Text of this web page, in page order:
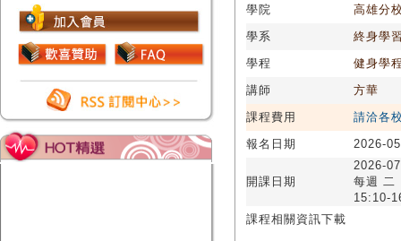
學院
高雄分
學系
終身學
學程
健身學
講師
方華
課程費用
請洽各
報名日期
2026-
開課日期
2026-
每週 二
15:10-
課程相關資訊下載